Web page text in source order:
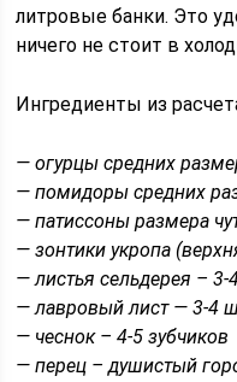
литровые банки. Это
ничего не стоит в
Ингредиенты из
— огурцы средних
— помидоры средних
— патиссоны размера
— зонтики укропа
— листья сельдерея – 3-
— лавровый лист — 3-4
— чеснок – 4-5 зубчиков
— перец – душистый